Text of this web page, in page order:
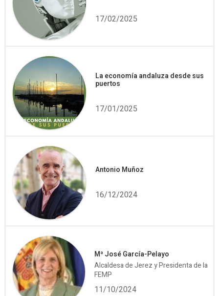
17/02/2025
La economía andaluza desde sus
puertos
17/01/2025
Antonio Muñoz
16/12/2024
Mª José García-Pelayo
Alcaldesa de Jerez y Presidenta de la
FEMP
11/10/2024